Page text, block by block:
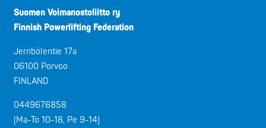
Suomen Voimanostoliitto ry
Finnish Powerlifting Federation
Jernbölentie 17a
06100 Porvoo
FINLAND
0449676858
(Ma-To 10-18, Pe 9-14)